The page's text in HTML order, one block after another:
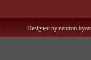
Designed by neutron-